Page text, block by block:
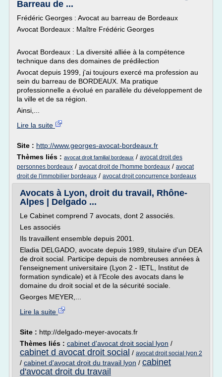
Barreau de ...
Frédéric Georges : Avocat au barreau de Bordeaux
Avocat Bordeaux : Maître Frédéric Georges
Avocat Bordeaux : La diversité alliée à la compétence
technique dans des domaines de prédilection
Avocat depuis 1999, j'ai toujours exercé ma profession au
sein du barreau de BORDEAUX. Ma pratique
professionnelle a évolué en parallèle du développement de
la ville et de sa région.
Ainsi,...
Lire la suite
Site : http://www.georges-avocat-bordeaux.fr
Thèmes liés : avocat droit familial bordeaux / avocat droit des
personnes bordeaux / avocat droit de l'homme bordeaux / avocat
droit de l'immobilier bordeaux / avocat droit concurrence bordeaux
Avocats à Lyon, droit du travail, Rhône-
Alpes | Delgado ...
Le Cabinet comprend 7 avocats, dont 2 associés.
Les associés
Ils travaillent ensemble depuis 2001.
Eladia DELGADO, avocate depuis 1989, titulaire d'un DEA
de droit social. Participe depuis de nombreuses années à
l'enseignement universitaire (Lyon 2 - IETL, Institut de
formation syndicale) et à l'Ecole des avocats dans le
domaine du droit social et de la sécurité sociale.
Georges MEYER,...
Lire la suite
Site : http://delgado-meyer-avocats.fr
Thèmes liés : cabinet d'avocat droit social lyon /
cabinet d avocat droit social / avocat droit social lyon 2
/ cabinet d'avocat droit du travail lyon / cabinet
d'avocat droit du travail